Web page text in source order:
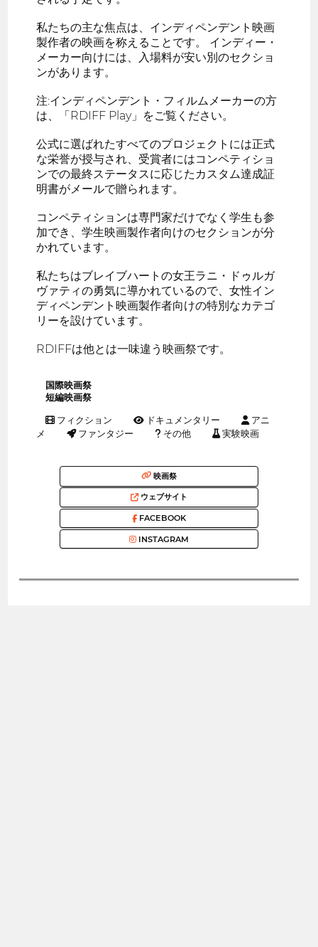
私たちの主な焦点は、インディペンデント映画
製作者の映画を称えることです。 インディー・
メーカー向けには、入場料が安い別のセクショ
ンがあります。
注:インディペンデント・フィルムメーカーの方
は、「RDIFF Play」をご覧ください。
公式に選ばれたすべてのプロジェクトには正式
な栄誉が授与され、受賞者にはコンペティショ
ンでの最終ステータスに応じたカスタム達成証
明書がメールで贈られます。
コンペティションは専門家だけでなく学生も参
加でき、学生映画製作者向けのセクションが分
かれています。
私たちはブレイブハートの女王ラニ・ドゥルガ
ヴァティの勇気に導かれているので、女性イン
ディペンデント映画製作者向けの特別なカテゴ
リーを設けています。
RDIFFは他とは一味違う映画祭です。
国際映画祭
短編映画祭
フィクション ドキュメンタリー
アニ
メ
ファンタジー その他 実験映画
映画祭
ウェブサイト
FACEBOOK
INSTAGRAM